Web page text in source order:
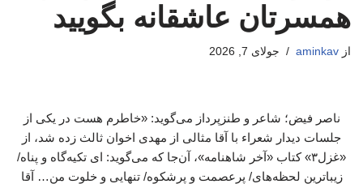
همسرتان عاشقانه بگویید
از aminkav جولای 7, 2026
ناصر فیض؛ شاعر و طنزپرداز می‌گوید: «خاطرم هست در یکی از
جلسات دیدار شعراء با آقا مثالی از مهدی اخوان ثالث زده شد، از
«غزل۳» کتاب «آخر شاهنامه»، آن‌جا که می‌گوید: ای تکیه‌گاه و پناه/
زیباترین لحظه‌های/ پرعصمت و پرشکوه/ تنهایی و خلوت من… آقا